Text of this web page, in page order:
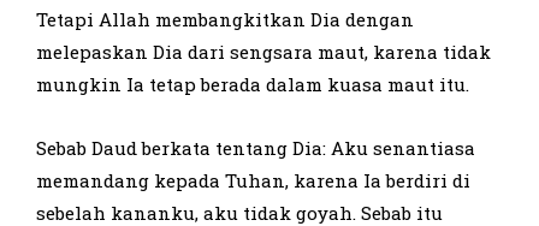
Tetapi Allah membangkitkan Dia dengan
melepaskan Dia dari sengsara maut, karena tidak
mungkin Ia tetap berada dalam kuasa maut itu.
Sebab Daud berkata tentang Dia: Aku senantiasa
memandang kepada Tuhan, karena Ia berdiri di
sebelah kananku, aku tidak goyah. Sebab itu